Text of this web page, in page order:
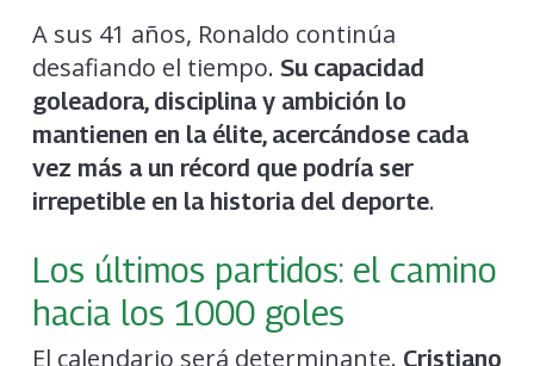
A sus 41 años, Ronaldo continúa
desafiando el tiempo. Su capacidad
goleadora, disciplina y ambición lo
mantienen en la élite, acercándose cada
vez más a un récord que podría ser
irrepetible en la historia del deporte.
Los últimos partidos: el camino
hacia los 1000 goles
El calendario será determinante. Cristiano